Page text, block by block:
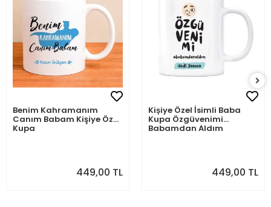
Benim Kahramanım
Canım Babam Kişiye Özel
Kupa
449,00 TL
Kişiye Özel İsimli Baba
Kupa Özgüvenimi
Babamdan Aldım
449,00 TL